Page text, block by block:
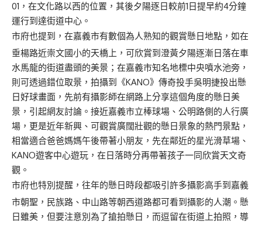
01，在文化路以西的位置，其後夕陽逐日較前1日提早約4分鐘
運行到達街道中心。
市府也提到，在嘉義市有數個為人熟知的觀賞懸日地點，如在
垂楊路近崇文國小的天橋上，可欣賞到澄黃夕陽逐漸日落在車
水馬龍的街道盡頭的美景；在嘉義市知名地標中央噴水池旁，
則可透過錯位取景，拍攝到《KANO》傳奇投手吳明捷投出懸
日好球畫面，先前有攝影師在網路上分享這個角度的懸日美
景，引起網友討論。接近嘉義市立棒球場、公明路側的人行廣
場，更是近年新興、可觀賞廣闊壯觀的懸日景象的熱門景點，
相當適合爸爸媽媽午後帶著小朋友，先在鄰近的星光滑草場、
KANO遊客中心遊玩，在日落時分再帶著孩子一同欣賞天文奇
觀。
市府也特別提醒，往年的懸日時段都吸引許多攝影高手到嘉義
市朝聖，民族路、中山路等朝西道路都可看到攝影的人潮。懸
日雖美，但要注意別為了搶拍懸日，而逗留在街道上拍照，導